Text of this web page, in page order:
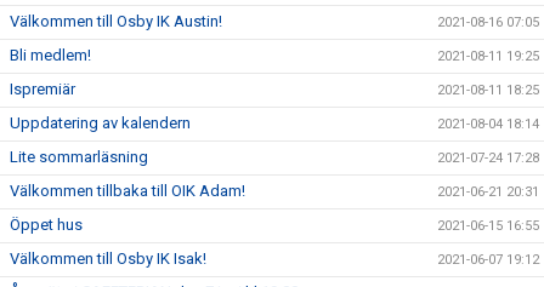
Välkommen till Osby IK Austin! 2021-08-16 07:05
Bli medlem! 2021-08-11 19:25
Ispremiär 2021-08-11 18:25
Uppdatering av kalendern 2021-08-04 18:14
Lite sommarläsning 2021-07-24 17:28
Välkommen tillbaka till OIK Adam! 2021-06-21 20:31
Öppet hus 2021-06-15 16:55
Välkommen till Osby IK Isak! 2021-06-07 19:12